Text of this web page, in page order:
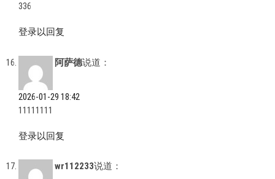
336
登录以回复
阿萨德说道：
2026-01-29 18:42
11111111
登录以回复
wr112233说道：